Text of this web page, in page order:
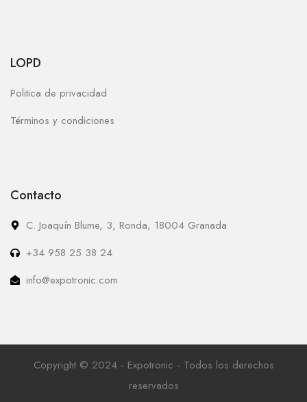
LOPD
Politica de privacidad
Términos y condiciones
Contacto
C. Joaquín Blume, 3, Ronda, 18004 Granada
+34 958 25 38 24
info@expotronic.com
Copyright © 2024 - Expotronic - Todos los derechos
reservados